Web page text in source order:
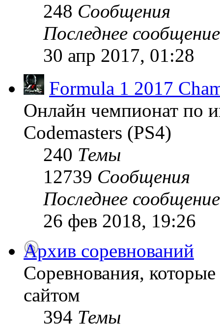
248 Сообщения
Последнее сообщение
30 апр 2017, 01:28
Formula 1 2017
Онлайн чемпионат по
Codemasters (PS4)
240 Темы
12739 Сообщения
Последнее сообщение
26 фев 2018, 19:26
Архив соревнований
Соревнования,
сайтом
394 Темы